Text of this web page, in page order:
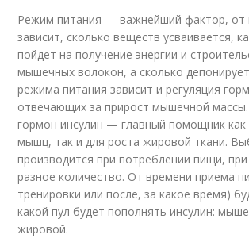
Режим питания — важнейший фактор, от
зависит, сколько веществ усваивается,
пойдет на получение энергии и
мышечных волокон, а сколько
режима питания зависит и регуляция
отвечающих за прирост мышечной
гормон инсулин — главный помощник как
мышц, так и для роста жировой ткани.
производится при потреблении пищи,
разное количество. От времени приема
тренировки или после, за какое время)
какой пул будет пополнять инсулин:
жировой.